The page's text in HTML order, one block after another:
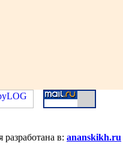
в: ananskikh.ru